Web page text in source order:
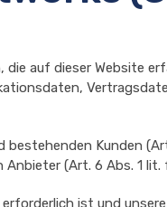
auf dieser Website
Kunden
(Art. 6 Abs. 1 lit.
ist und